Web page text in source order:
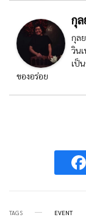
กุล
กุล
วิน
เป็
ของอร่อย
TAGS EVENT